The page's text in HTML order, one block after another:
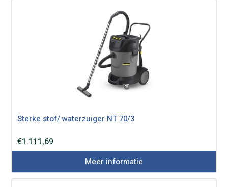
Sterke stof/ waterzuiger NT 70/3
€1.111,69
Meer informatie